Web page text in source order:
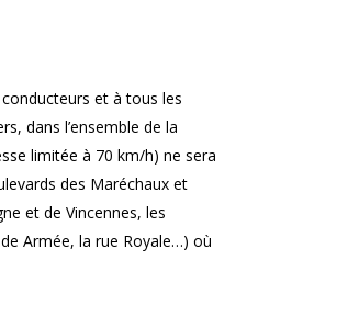
et à tous les
dans l’ensemble de la
limitée à 70 km/h) ne sera
des Maréchaux et
et de Vincennes, les
Armée, la rue Royale…) où